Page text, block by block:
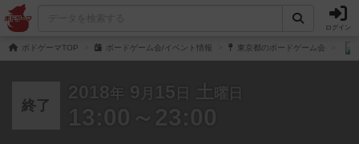
ログイン
ボドゲーマTOP ボードゲーム会/イベント情報 東京都のボードゲーム会
終了
2018 年 9 月 15 日 土 曜日
13:00～23:00